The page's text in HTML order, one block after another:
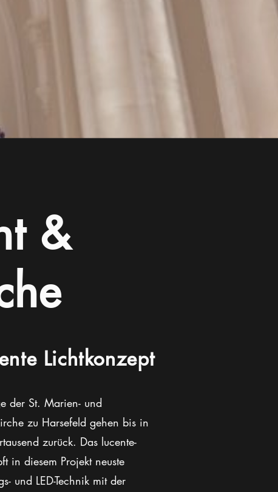
&
Lichtkonzept
der St. Marien- und
zu Harsefeld gehen bis in
zurück. Das lucente-
in diesem Projekt neuste
und LED-Technik mit der